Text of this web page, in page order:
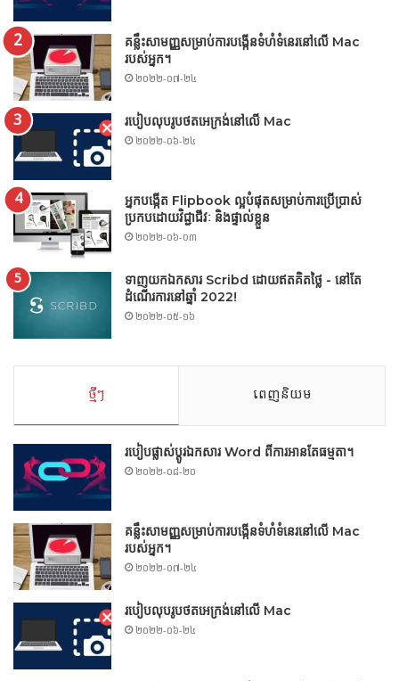
គន្លឹះសាមញ្ញសម្រាប់ការបង្កើនទំហំទំនេរនៅលើ Mac
របស់អ្នក។
២០២២-០៧-២៤
របៀបលុបរូបថតអេក្រង់នៅលើ Mac
២០២២-០៦-២៤
អ្នកបង្កើត Flipbook ល្អបំផុតសម្រាប់ការប្រើប្រាស់
ប្រកបដោយវិជ្ជាជីវៈ និងផ្ទាល់ខ្លួន
២០២២-០៦-០៣
ទាញយកឯកសារ Scribd ដោយឥតគិតថ្លៃ - នៅតែ
ដំណើរការនៅឆ្នាំ 2022!
២០២២-០៥-១៦
ថ្មីៗ ពេញនិយម
របៀបផ្លាស់ប្តូរឯកសារ Word ពីការអានតែធម្មតា។
២០២២-០៨-២០
គន្លឹះសាមញ្ញសម្រាប់ការបង្កើនទំហំទំនេរនៅលើ Mac
របស់អ្នក។
២០២២-០៧-២៤
របៀបលុបរូបថតអេក្រង់នៅលើ Mac
២០២២-០៦-២៤